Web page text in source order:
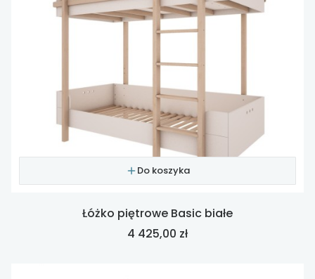
Do koszyka
Łóżko piętrowe Basic białe
Cena
4 425,00 zł